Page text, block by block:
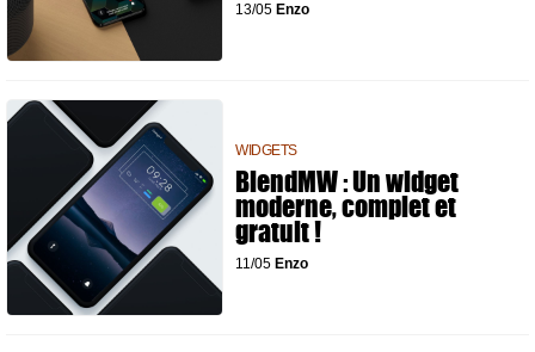
13/05 Enzo
WIDGETS
BlendMW : Un widget
moderne, complet et
gratuit !
11/05 Enzo